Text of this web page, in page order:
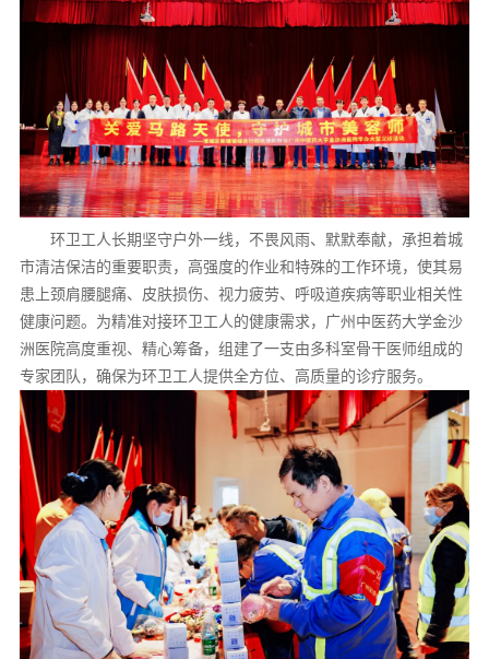
环卫工人长期坚守户外一线，不畏风雨、默默奉献，承担着城
市清洁保洁的重要职责，高强度的作业和特殊的工作环境，使其易
患上颈肩腰腿痛、皮肤损伤、视力疲劳、呼吸道疾病等职业相关性
健康问题。为精准对接环卫工人的健康需求，广州中医药大学金沙
洲医院高度重视、精心筹备，组建了一支由多科室骨干医师组成的
专家团队，确保为环卫工人提供全方位、高质量的诊疗服务。